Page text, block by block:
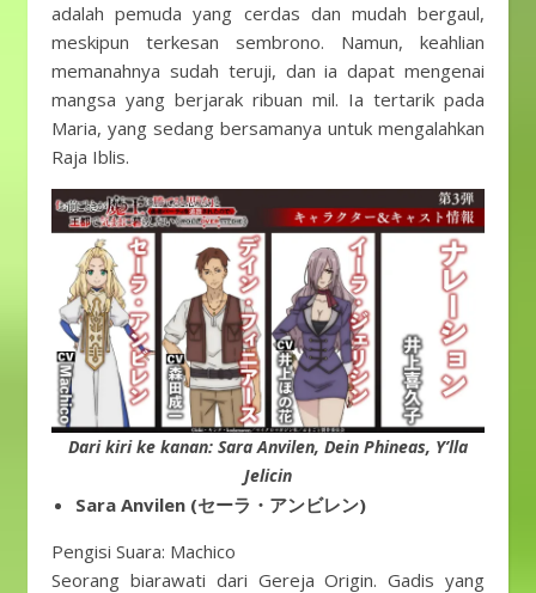
adalah pemuda yang cerdas dan mudah bergaul,
meskipun terkesan sembrono. Namun, keahlian
memanahnya sudah teruji, dan ia dapat mengenai
mangsa yang berjarak ribuan mil. Ia tertarik pada
Maria, yang sedang bersamanya untuk mengalahkan
Raja Iblis.
Dari kiri ke kanan: Sara Anvilen, Dein Phineas, Y’lla
Jelicin
Sara Anvilen (セーラ・アンビレン)
Pengisi Suara: Machico
Seorang biarawati dari Gereja Origin. Gadis yang